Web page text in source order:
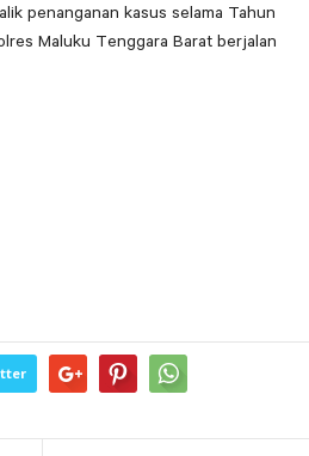
penanganan kasus selama Tahun
Maluku Tenggara Barat berjalan